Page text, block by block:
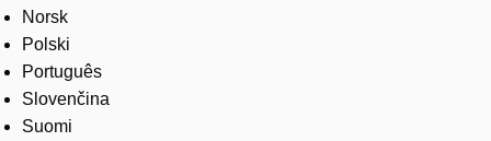
Norsk
Polski
Português
Slovenčina
Suomi